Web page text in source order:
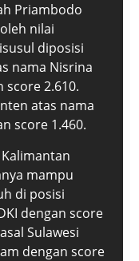
Priambodo
nilai
diposisi
nama Nisrina
2.610.
atas nama
score 1.460.
mampu
di posisi
dengan score
Sulawesi
dengan score